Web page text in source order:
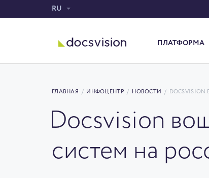
RU
ПЛАТФОРМА
ГЛАВНАЯ / ИНФОЦЕНТР / НОВОСТИ /
Docsvision
систем на